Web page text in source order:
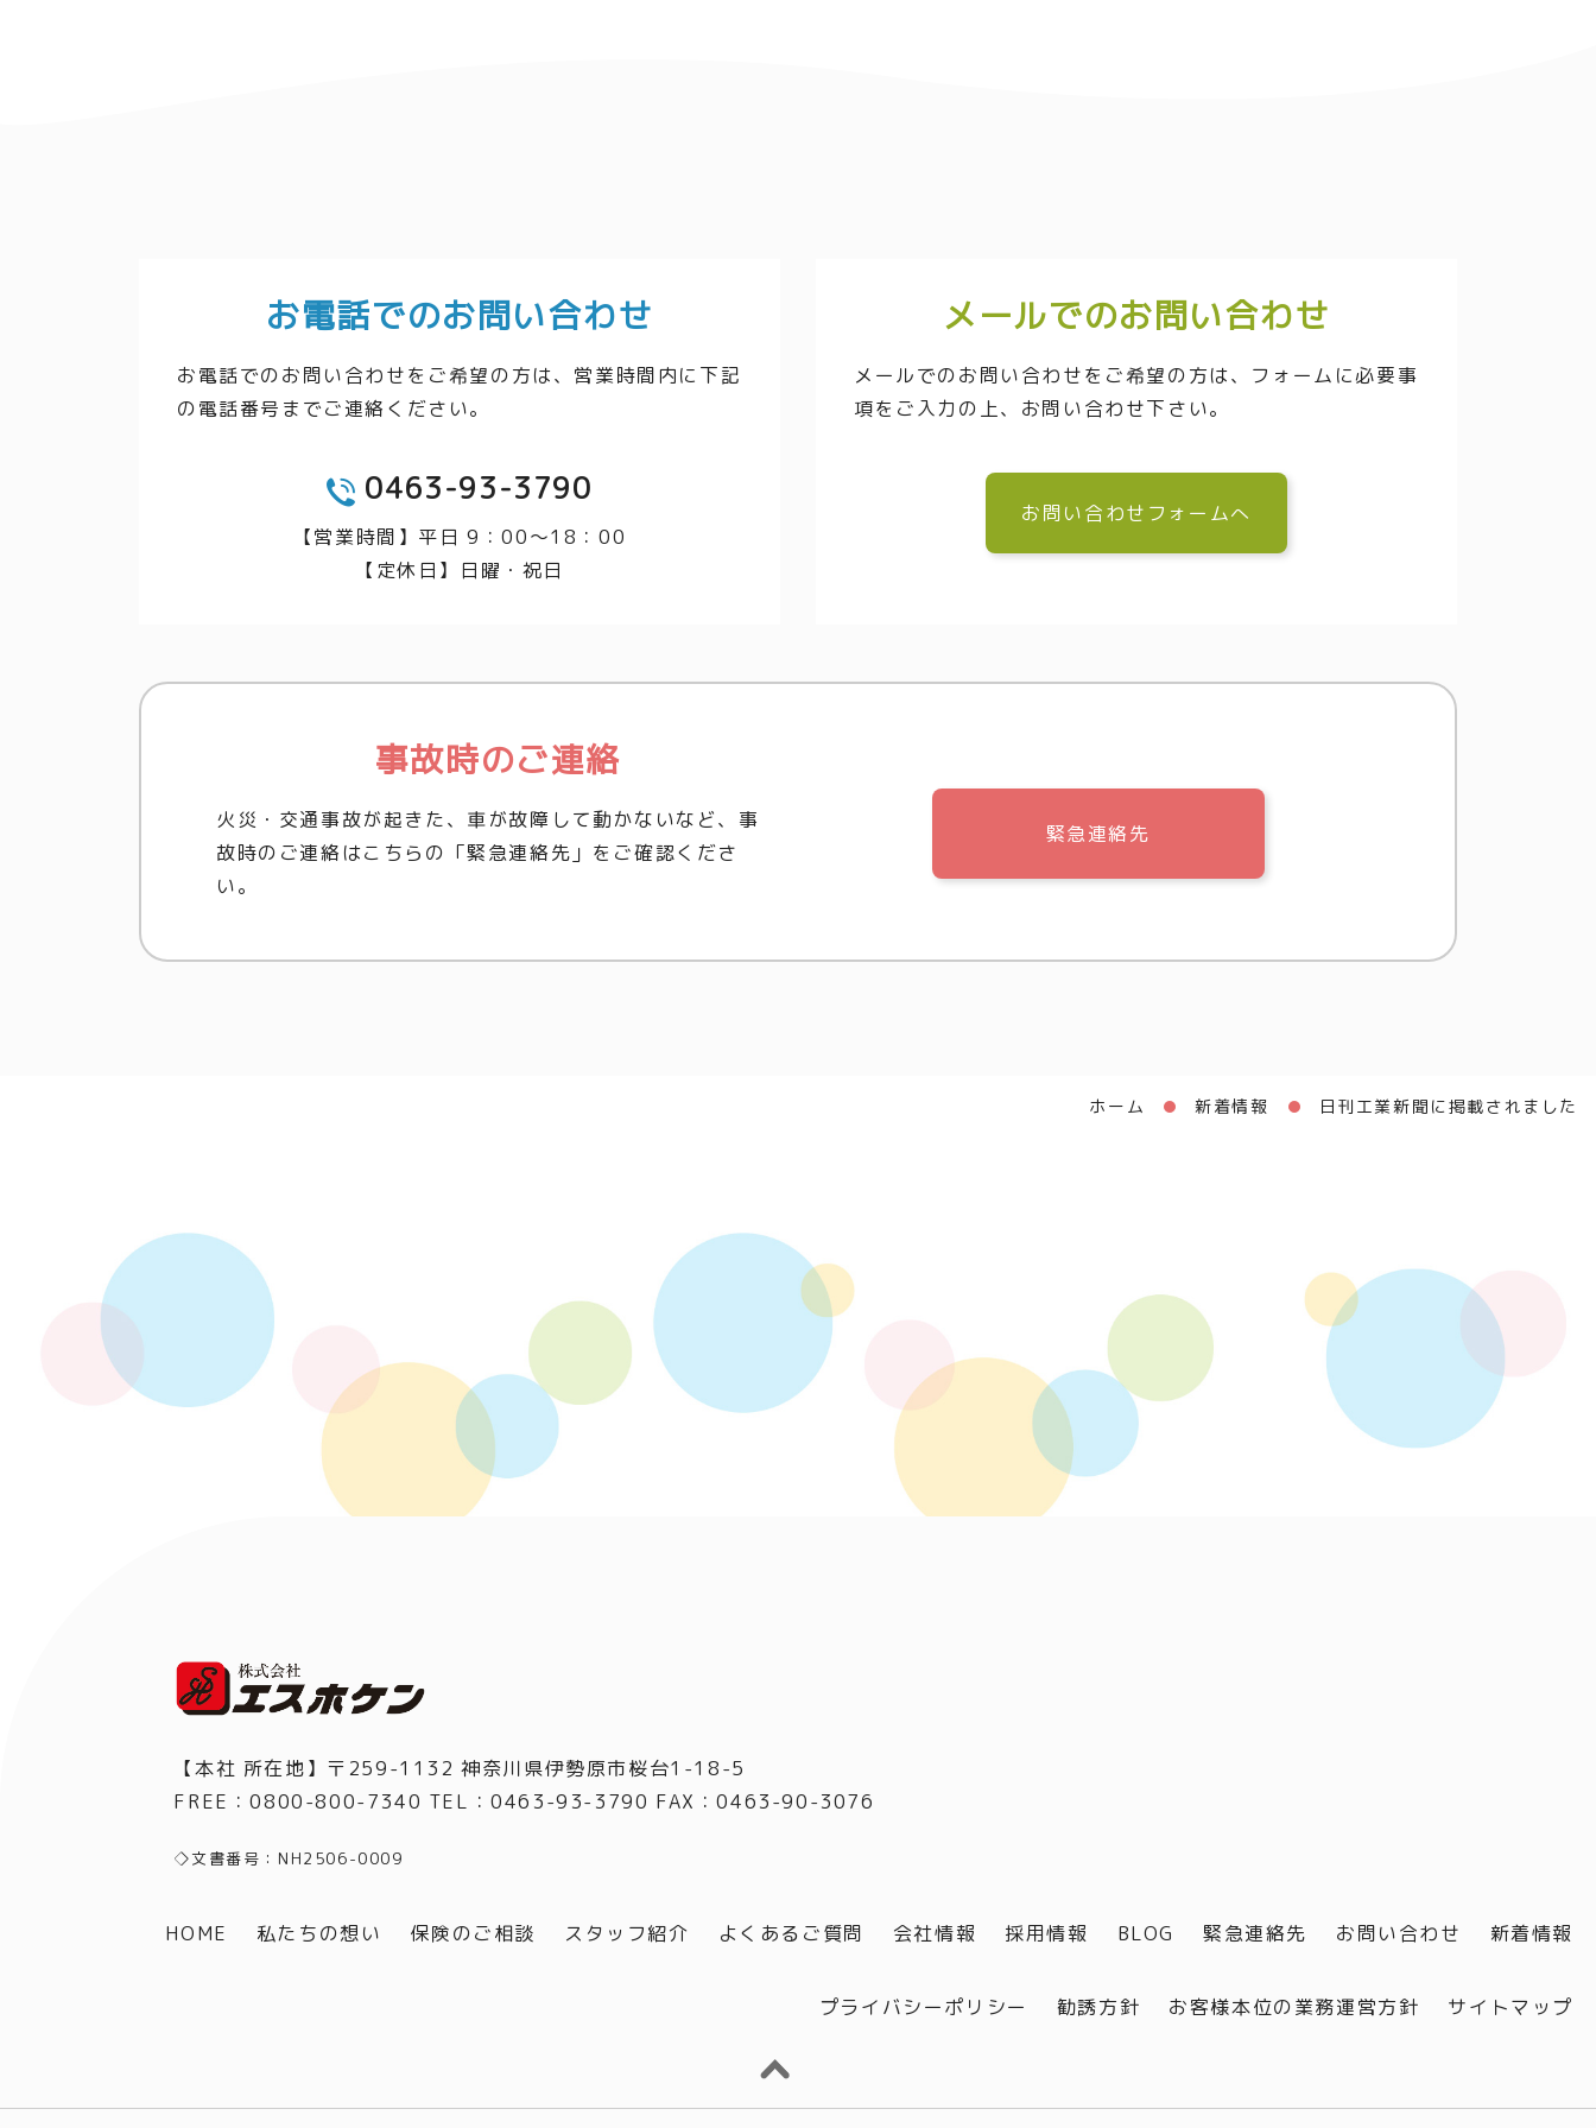
お電話でのお問い合わせ
お電話でのお問い合わせをご希望の方は、営業時間内に下記
の電話番号までご連絡ください。
TEL
0463-93-3790
【営業時間】平日 9：00～18：00
【定休日】日曜・祝日
メールでのお問い合わせ
メールでのお問い合わせをご希望の方は、フォームに必要事
項をご入力の上、お問い合わせ下さい。
お問い合わせフォームへ
事故時のご連絡
火災・交通事故が起きた、車が故障して動かないなど、事
故時のご連絡はこちらの「緊急連絡先」をご確認くださ
い。
緊急連絡先
ホーム 新着情報 日刊工業新聞に掲載されました
【本社 所在地】〒259-1132 神奈川県伊勢原市桜台1-18-5
FREE：0800-800-7340 TEL ：0463-93-3790 FAX ：0463-90-3076
◇文書番号：NH2506-0009
HOME 私たちの想い 保険のご相談 スタッフ紹介 よくあるご質問 会社情報 採用情報 BLOG 緊急連絡先 お問い合わせ 新着情報
プライバシーポリシー 勧誘方針 お客様本位の業務運営方針 サイトマップ